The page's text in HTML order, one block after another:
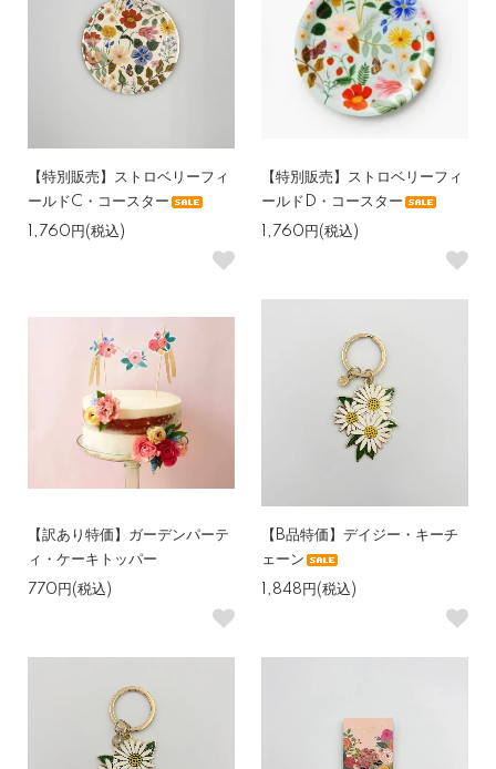
【特別販売】ストロベリーフィ
ールドC・コースター
1,760円(税込)
【特別販売】ストロベリーフィ
ールドD・コースター
1,760円(税込)
【訳あり特価】ガーデンパーテ
ィ・ケーキトッパー
770円(税込)
【B品特価】デイジー・キーチ
ェーン
1,848円(税込)